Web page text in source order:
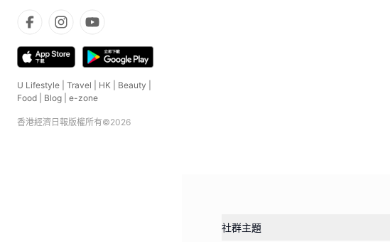
U Lifestyle Travel HK Beauty
Food
Blog e-zone
香港經濟日報版權所有©2026
社群主題